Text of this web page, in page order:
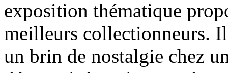
exposition thématique
meilleurs collectionneurs.
un brin de nostalgie chez